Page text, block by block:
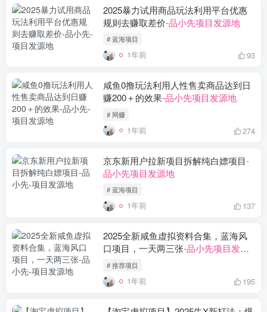
2025暴力试用商品玩法利用平台优惠
规则去赚取差价-品小先项目发源地
# 蓝海项目
1年前 93
咸鱼0撸玩法利用人性售卖商品达到日
赚200＋的效果-品小先项目发源地
# 网赚
1年前 274
京东新用户拉新项目拆解纯白嫖项目-
品小先项目发源地
# 蓝海项目
1年前 137
2025全新咸鱼虚拟资料合集，蓝海风
口项目，一天两三张-品小先项目发源
地
# 推荐项目
1年前 195